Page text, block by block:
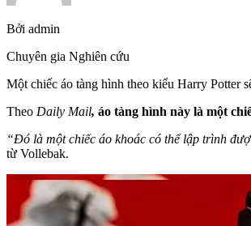
Bởi admin
Chuyên gia Nghiên cứu
Một chiếc áo tàng hình theo kiểu Harry Potter
Theo Daily Mail, áo tàng hình này là một
“Đó là một chiếc áo khoác có thể lập trình
từ Vollebak.